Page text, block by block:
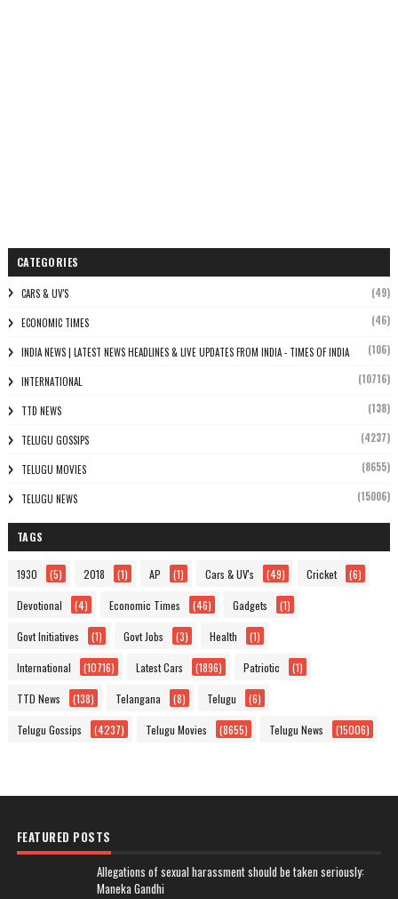
CATEGORIES
CARS & UV'S (49)
ECONOMIC TIMES (46)
INDIA NEWS | LATEST NEWS HEADLINES & LIVE UPDATES FROM INDIA - TIMES OF INDIA (106)
INTERNATIONAL (10716)
TTD NEWS (138)
TELUGU GOSSIPS (4237)
TELUGU MOVIES (8655)
TELUGU NEWS (15006)
TAGS
1930 (5) 2018 (1) AP (1) Cars & UV's (49) Cricket (6)
Devotional (4) Economic Times (46) Gadgets (1)
Govt Initiatives (1) Govt Jobs (3) Health (1)
International (10716) Latest Cars (1896) Patriotic (1)
TTD News (138) Telangana (8) Telugu (6)
Telugu Gossips (4237) Telugu Movies (8655) Telugu News (15006)
FEATURED POSTS
Allegations of sexual harassment should be taken seriously:
Maneka Gandhi